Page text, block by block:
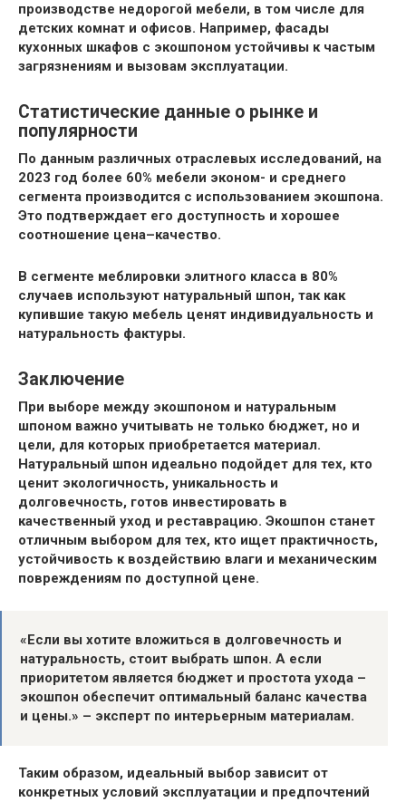
производстве недорогой мебели, в том числе для
детских комнат и офисов. Например, фасады
кухонных шкафов с экошпоном устойчивы к частым
загрязнениям и вызовам эксплуатации.
Статистические данные о рынке и
популярности
По данным различных отраслевых исследований, на
2023 год более 60% мебели эконом- и среднего
сегмента производится с использованием экошпона.
Это подтверждает его доступность и хорошее
соотношение цена–качество.
В сегменте меблировки элитного класса в 80%
случаев используют натуральный шпон, так как
купившие такую мебель ценят индивидуальность и
натуральность фактуры.
Заключение
При выборе между экошпоном и натуральным
шпоном важно учитывать не только бюджет, но и
цели, для которых приобретается материал.
Натуральный шпон идеально подойдет для тех, кто
ценит экологичность, уникальность и
долговечность, готов инвестировать в
качественный уход и реставрацию. Экошпон станет
отличным выбором для тех, кто ищет практичность,
устойчивость к воздействию влаги и механическим
повреждениям по доступной цене.
«Если вы хотите вложиться в долговечность и
натуральность, стоит выбрать шпон. А если
приоритетом является бюджет и простота ухода –
экошпон обеспечит оптимальный баланс качества
и цены.» – эксперт по интерьерным материалам.
Таким образом, идеальный выбор зависит от
конкретных условий эксплуатации и предпочтений